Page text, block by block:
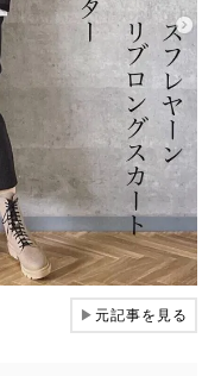
▶元記事を見る